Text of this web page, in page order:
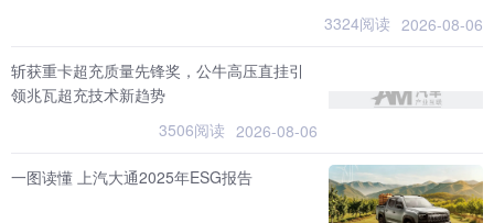
3324阅读 2026-08-06
斩获重卡超充质量先锋奖，公牛高压直挂引
领兆瓦超充技术新趋势
3506阅读 2026-08-06
一图读懂 上汽大通2025年ESG报告